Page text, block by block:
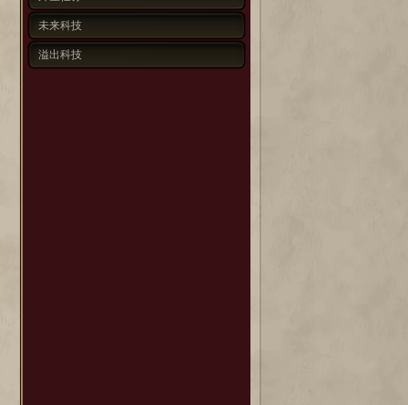
未来科技
溢出科技